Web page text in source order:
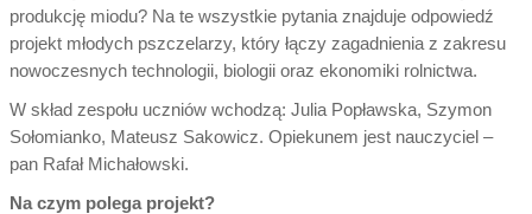
produkcję miodu? Na te wszystkie pytania znajduje odpowiedź
projekt młodych pszczelarzy, który łączy zagadnienia z zakresu
nowoczesnych technologii, biologii oraz ekonomiki rolnictwa.
W skład zespołu uczniów wchodzą: Julia Popławska, Szymon
Sołomianko, Mateusz Sakowicz. Opiekunem jest nauczyciel –
pan Rafał Michałowski.
Na czym polega projekt?